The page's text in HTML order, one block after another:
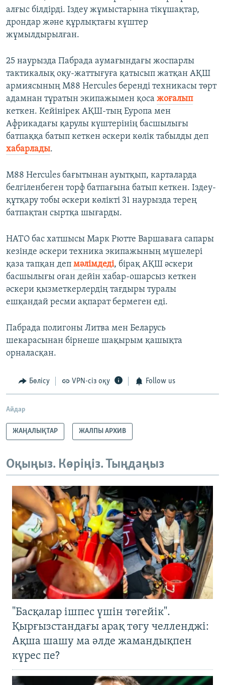
алғыс білдірді. Іздеу жұмыстарына тікұшақтар,
дрондар және құрлықтағы күштер
жұмылдырылған.
25 наурызда Пабрада аумағындағы жоспарлы
тактикалық оқу-жаттығуға қатысып жатқан АҚШ
армиясының М88 Hercules беренді техникасы төрт
адамнан тұратын экипажымен қоса жоғалып
кеткен. Кейінірек АҚШ-тың Еуропа мен
Африкадағы қарулы күштерінің басшылығы
батпаққа батып кеткен әскери көлік табылды деп
хабарлады.
М88 Hercules бағытынан ауытқып, карталарда
белгіленбеген торф батпағына батып кеткен. Іздеу-
құтқару тобы әскери көлікті 31 наурызда терең
батпақтан сыртқа шығарды.
НАТО бас хатшысы Марк Рютте Варшаваға сапары
кезінде әскери техника экипажының мүшелері
қаза тапқан деп мәлімдеді, бірақ АҚШ әскери
басшылығы оған дейін хабар-ошарсыз кеткен
әскери қызметкерлердің тағдыры туралы
ешқандай ресми ақпарат бермеген еді.
Пабрада полигоны Литва мен Беларусь
шекарасынан бірнеше шақырым қашықта
орналасқан.
Бөлісу VPN-сіз оқу Follow us
Айдар
ЖАҢАЛЫҚТАР ЖАЛПЫ АРХИВ
Оқыңыз. Көріңіз. Тыңдаңыз
"Басқалар ішпес үшін төгейік".
Қырғызстандағы арақ төгу челленджі:
Ақша шашу ма әлде жамандықпен
күрес пе?